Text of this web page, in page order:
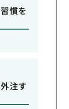
慣を
注す